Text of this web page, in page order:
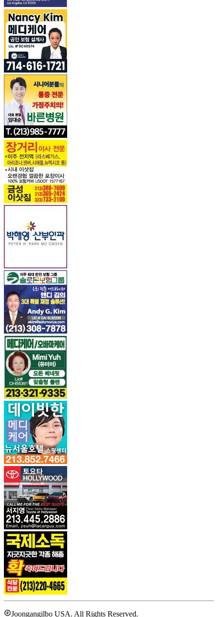
Joongangilbo USA. All Rights Reserved.